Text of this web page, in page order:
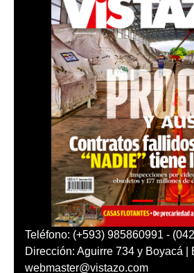
Teléfono: (+593) 985860991 -
Dirección: Aguirre 734 y Boyacá |
webmaster@vistazo.com